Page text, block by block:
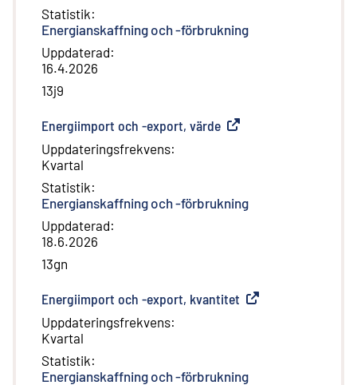
Statistik:
Energianskaffning och -förbrukning
Uppdaterad:
16.4.2026
13j9
Energiimport och -export, värde Extern länk
Uppdateringsfrekvens:
Kvartal
Statistik:
Energianskaffning och -förbrukning
Uppdaterad:
18.6.2026
13gn
Energiimport och -export, kvantitet Extern länk
Uppdateringsfrekvens:
Kvartal
Statistik:
Energianskaffning och -förbrukning